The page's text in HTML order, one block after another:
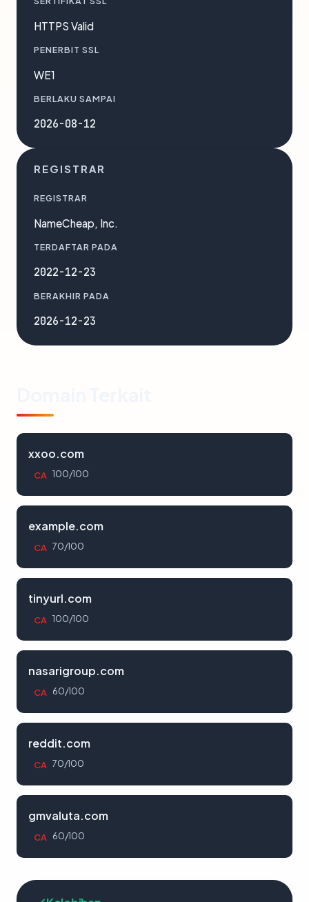
HTTPS Valid
PENERBIT SSL
WE1
BERLAKU SAMPAI
2026-08-12
REGISTRAR
REGISTRAR
NameCheap, Inc.
TERDAFTAR PADA
2022-12-23
BERAKHIR PADA
2026-12-23
xxoo.com
CA 100/100
example.com
CA 70/100
tinyurl.com
CA 100/100
nasarigroup.com
CA 60/100
reddit.com
CA 70/100
gmvaluta.com
CA 60/100